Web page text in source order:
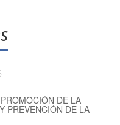
DE LA
PREVENCIÓN DE LA